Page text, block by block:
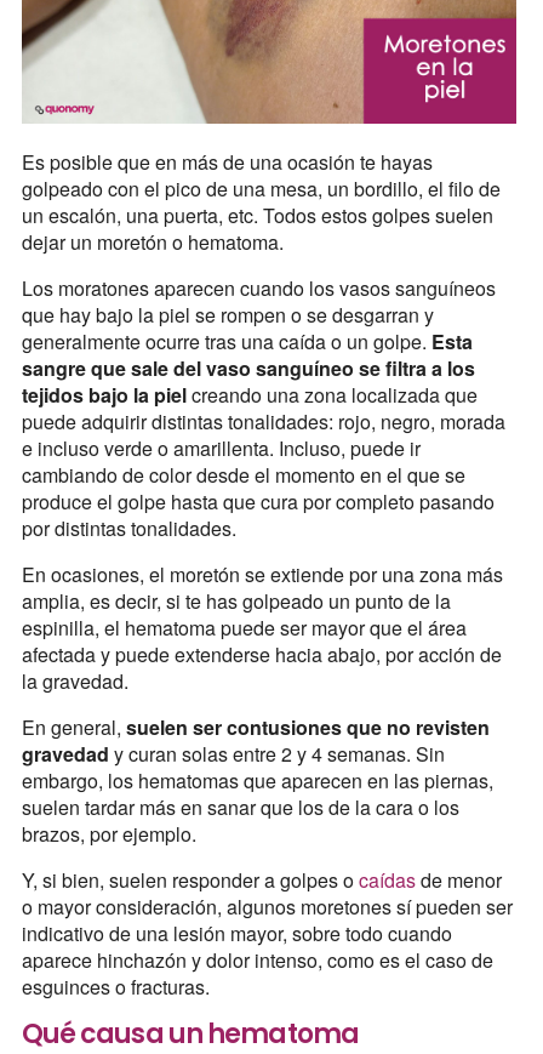
Es posible que en más de una ocasión te hayas
golpeado con el pico de una mesa, un bordillo, el filo de
un escalón, una puerta, etc. Todos estos golpes suelen
dejar un moretón o hematoma.
Los moratones aparecen cuando los vasos sanguíneos
que hay bajo la piel se rompen o se desgarran y
generalmente ocurre tras una caída o un golpe. Esta
sangre que sale del vaso sanguíneo se filtra a los
tejidos bajo la pielcreando una zona localizada que
puede adquirir distintas tonalidades: rojo, negro, morada
e incluso verde o amarillenta. Incluso, puede ir
cambiando de color desde el momento en el que se
produce el golpe hasta que cura por completo pasando
por distintas tonalidades.
En ocasiones, el moretón se extiende por una zona más
amplia, es decir, si te has golpeado un punto de la
espinilla, el hematoma puede ser mayor que el área
afectada y puede extenderse hacia abajo, por acción de
la gravedad.
En general, suelen ser contusiones que no revisten
gravedad y curan solas entre 2 y 4 semanas. Sin
embargo, los hematomas que aparecen en las piernas,
suelen tardar más en sanar que los de la cara o los
brazos, por ejemplo.
Y, si bien, suelen responder a golpes ocaídasde menor
o mayor consideración, algunos moretones sí pueden ser
indicativo de una lesión mayor, sobre todo cuando
aparece hinchazón y dolor intenso, como es el caso de
esguinces o fracturas.
Qué causa un hematoma